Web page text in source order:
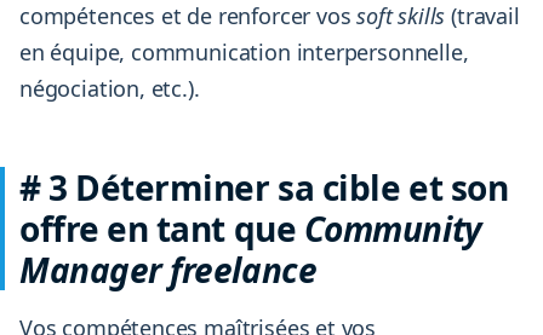
compétences et de renforcer vos soft skills (travail
en équipe, communication interpersonnelle,
négociation, etc.).
# 3 Déterminer sa cible et son
offre en tant que Community
Manager freelance
Vos compétences maîtrisées et vos